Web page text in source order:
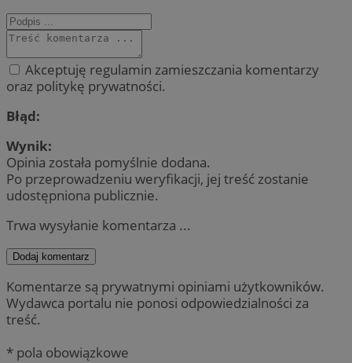
Akceptuję regulamin zamieszczania komentarzy
oraz politykę prywatności.
Błąd:
Wynik:
Opinia została pomyślnie dodana.
Po przeprowadzeniu weryfikacji, jej treść zostanie
udostępniona publicznie.
Trwa wysyłanie komentarza ...
Dodaj komentarz
Komentarze są prywatnymi opiniami użytkowników.
Wydawca portalu nie ponosi odpowiedzialności za
treść.
* pola obowiązkowe